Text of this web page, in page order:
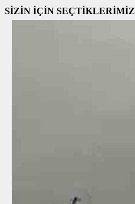
SİZİN İÇİN SEÇTİKLERİMİZ